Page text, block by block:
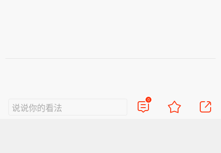
说说你的看法
0